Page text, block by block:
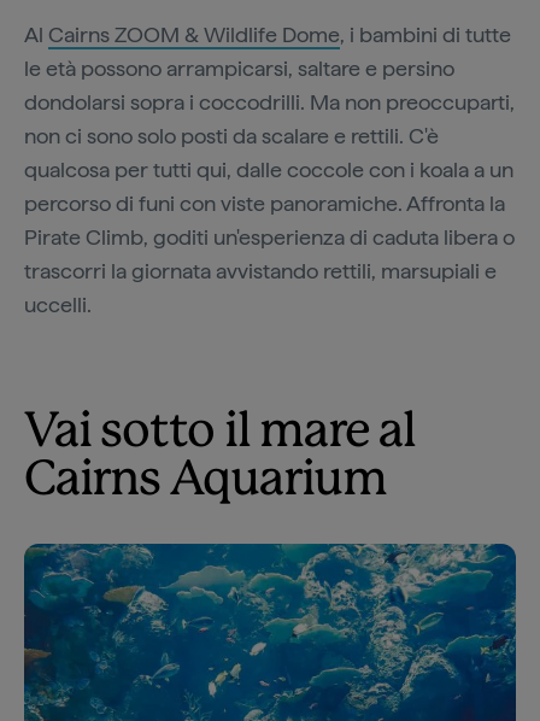
Al Cairns ZOOM & Wildlife Dome, i bambini di tutte
le età possono arrampicarsi, saltare e persino
dondolarsi sopra i coccodrilli. Ma non preoccuparti,
non ci sono solo posti da scalare e rettili. C'è
qualcosa per tutti qui, dalle coccole con i koala a un
percorso di funi con viste panoramiche. Affronta la
Pirate Climb, goditi un'esperienza di caduta libera o
trascorri la giornata avvistando rettili, marsupiali e
uccelli.
Vai sotto il mare al
Cairns Aquarium